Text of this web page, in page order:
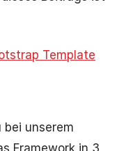
Template
bei unserem